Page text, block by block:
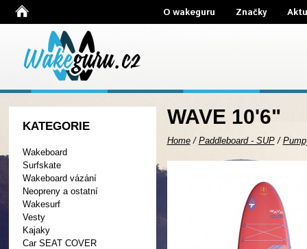
O wakeguru Značky
KATEGORIE
Wakeboard
Surfskate
Wakeboard vázání
Neopreny a ostatní
Wakesurf
Vesty
Kajaky
Car SEAT COVER
WAVE 10'6"
Home/ Paddleboard - SUP/